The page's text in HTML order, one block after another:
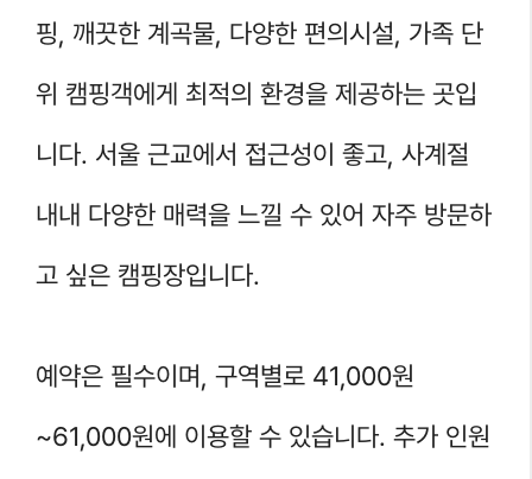
핑, 깨끗한 계곡물, 다양한 편의시설, 가족 단
위 캠핑객에게 최적의 환경을 제공하는 곳입
니다. 서울 근교에서 접근성이 좋고, 사계절
내내 다양한 매력을 느낄 수 있어 자주 방문하
고 싶은 캠핑장입니다.
예약은 필수이며, 구역별로 41,000원
~61,000원에 이용할 수 있습니다. 추가 인원